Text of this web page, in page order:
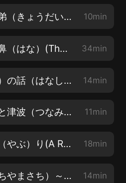
梨（なし）とり兄弟（きょうだい）(Three Brothers Who Went Searching for Pears) 10min
天狗（てんぐ）の鼻（はな）(The Nose of a Tengu) 34min
大男（おおおとこ）の話（はなし）(A Story of a Giant) 14min
五兵衛（ごへえ）と津波（つなみ）(Gohe and a Tsunami) 11min
金庫（きんこ）破（やぶ）り(A Retrieved Reformation) 18min
海幸山幸（うみさちやまさち）～日本（にほん）の神話（しんわ）(Sea Prince and Mountain Prince) 14min